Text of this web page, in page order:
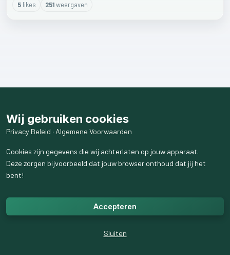
5likes 251weergaven
Wij gebruiken cookies
Privacy Beleid · Algemene Voorwaarden
Cookies zijn gegevens die wij achterlaten op jouw apparaat.
Deze zorgen bijvoorbeeld dat jouw browser onthoud dat jij het
bent!
Accepteren
Sluiten